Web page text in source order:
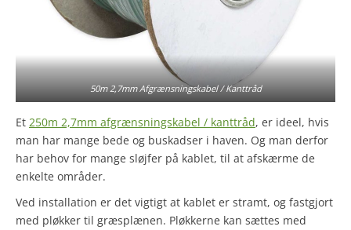
50m 2,7mm Afgrænsningskabel / Kanttråd
Et 250m 2,7mm afgrænsningskabel / kanttråd, er ideel, hvis
man har mange bede og buskadser i haven. Og man derfor
har behov for mange sløjfer på kablet, til at afskærme de
enkelte områder.
Ved installation er det vigtigt at kablet er stramt, og fastgjort
med pløkker til græsplænen. Pløkkerne kan sættes med